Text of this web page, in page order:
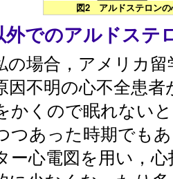
図2 アルドステロンの
外でのアルドステ
の場合，アメリカ
因不明の心不全患
かくので眠れない
つあった時期でも
ー心電図を用い，